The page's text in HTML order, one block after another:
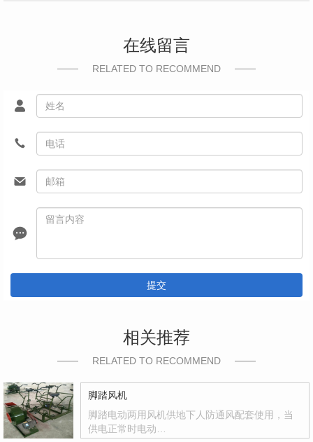
在线留言
RELATED TO RECOMMEND
提交
相关推荐
RELATED TO RECOMMEND
脚踏风机
脚踏电动两用风机供地下人防通风配套使用，当
供电正常时电动…